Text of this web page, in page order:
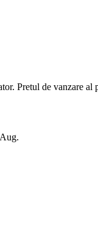
Pretul de vanzare al